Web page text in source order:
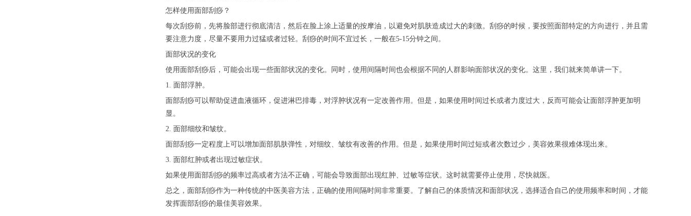
怎样使用面部刮痧？
每次刮痧前，先将脸部进行彻底清洁，然后在脸上涂上适量的按摩油，以避免对肌肤造成过大的刺激。刮痧的时候，要按照面部特定的方向进行，并且需
要注意力度，尽量不要用力过猛或者过轻。刮痧的时间不宜过长，一般在5-15分钟之间。
面部状况的变化
使用面部刮痧后，可能会出现一些面部状况的变化。同时，使用间隔时间也会根据不同的人群影响面部状况的变化。这里，我们就来简单讲一下。
1. 面部浮肿。
面部刮痧可以帮助促进血液循环，促进淋巴排毒，对浮肿状况有一定改善作用。但是，如果使用时间过长或者力度过大，反而可能会让面部浮肿更加明
显。
2. 面部细纹和皱纹。
面部刮痧一定程度上可以增加面部肌肤弹性，对细纹、皱纹有改善的作用。但是，如果使用时间过短或者次数过少，美容效果很难体现出来。
3. 面部红肿或者出现过敏症状。
如果使用面部刮痧的频率过高或者方法不正确，可能会导致面部出现红肿、过敏等症状。这时就需要停止使用，尽快就医。
总之，面部刮痧作为一种传统的中医美容方法，正确的使用间隔时间非常重要。了解自己的体质情况和面部状况，选择适合自己的使用频率和时间，才能
发挥面部刮痧的最佳美容效果。